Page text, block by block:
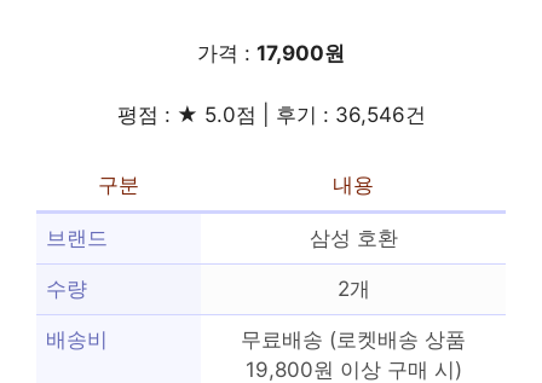
가격 : 17,900원
평점 : ★ 5.0점 | 후기 : 36,546건
구분 내용
브랜드 삼성 호환
수량 2개
배송비
무료배송 (로켓배송 상품
19,800원 이상 구매 시)